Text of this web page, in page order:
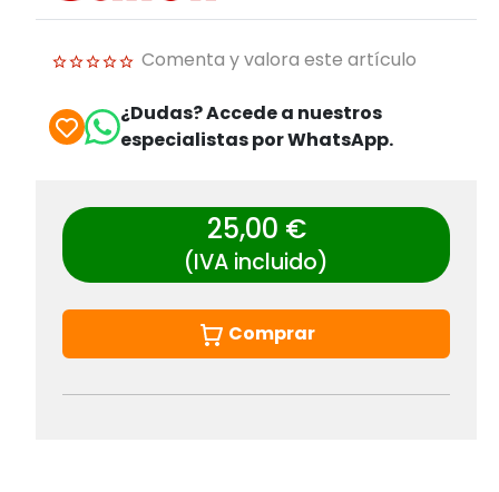
Comenta y valora este artículo
¿Dudas? Accede a nuestros
especialistas por WhatsApp.
25,00 €
(IVA incluido)
Comprar